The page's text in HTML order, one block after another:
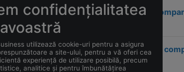
Care este adresa
Care este contactul
AUTORIZATĂ?
confidențialitatea
utilizează cookie-uri pentru a asigura
a site-ului, pentru a vă oferi cea
experiență de utilizare posibilă, precum
analitice și pentru îmbunătățirea